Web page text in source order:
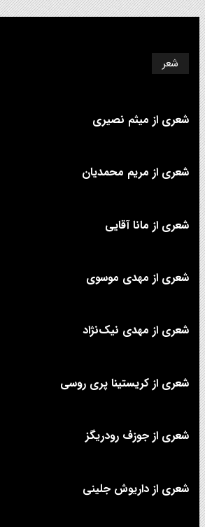
شعر
شعری از میثم نصیری
شعری از مریم محمدیان
شعری از مانا آقایی
شعری از مهدی موسوی
شعری از مهدی نیک‌نژاد
شعری از کریستینا پری روسی
شعری از جوزف رودریگز
شعری از داریوش جلینی